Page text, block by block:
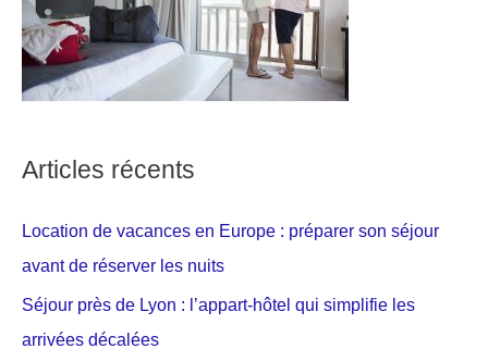
Articles récents
Location de vacances en Europe : préparer son séjour
avant de réserver les nuits
Séjour près de Lyon : l’appart-hôtel qui simplifie les
arrivées décalées